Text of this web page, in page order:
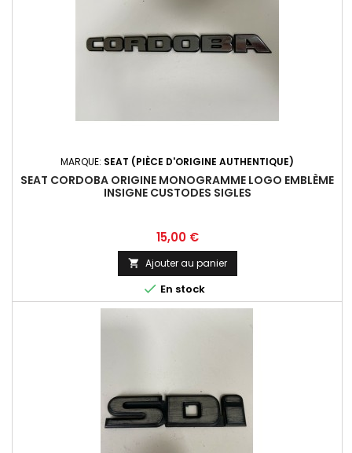
MARQUE: SEAT (PIÈCE D'ORIGINE AUTHENTIQUE)
SEAT CORDOBA ORIGINE MONOGRAMME LOGO EMBLÈME
INSIGNE CUSTODES SIGLES
Prix
15,00 €
 Ajouter au panier
 En stock